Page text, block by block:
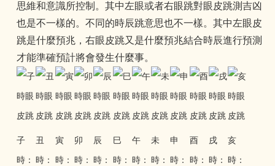
思維和意識所控制。其中左眼或者右眼跳對眼皮跳測吉凶
也是不一樣的。不同的時辰跳意思也不一樣。其中左眼皮
跳是什麼預兆，右眼皮跳又是什麼預兆結合時辰進行預測
才能準確預計將會發生什麼事。
子
時：
丑
時：
寅
時：
卯
時：
辰
時：
巳
時：
午
時：
未
時：
申
時：
酉
時：
戌
時：
亥
時：